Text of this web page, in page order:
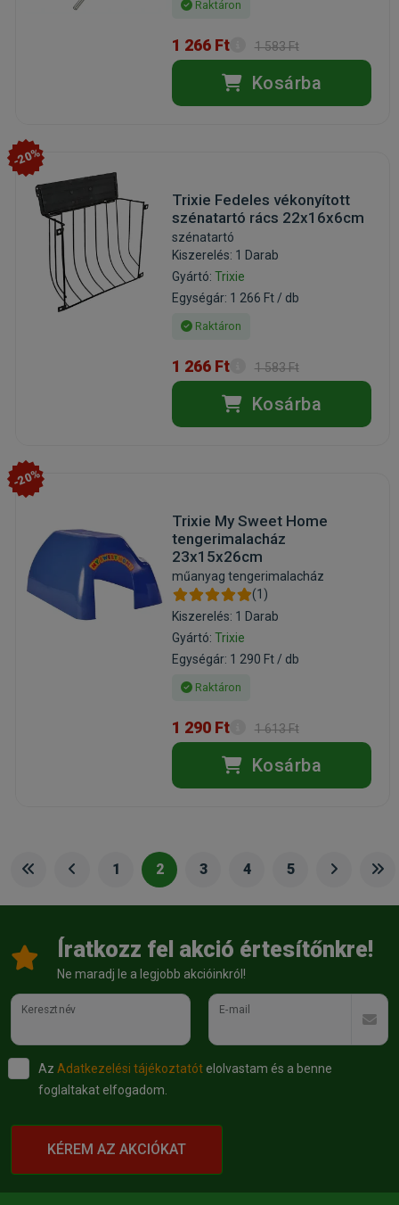
Raktáron
1 266 Ft 1 583 Ft
Kosárba
-20%
Trixie Fedeles vékonyított
szénatartó rács 22x16x6cm
szénatartó
Kiszerelés: 1 Darab
Gyártó: Trixie
Egységár: 1 266 Ft / db
Raktáron
1 266 Ft 1 583 Ft
Kosárba
-20%
Trixie My Sweet Home
tengerimalacház
23x15x26cm
műanyag tengerimalacház
(1)
Kiszerelés: 1 Darab
Gyártó: Trixie
Egységár: 1 290 Ft / db
Raktáron
1 290 Ft 1 613 Ft
Kosárba
1 2 3 4 5
Íratkozz fel akció értesítőnkre!
Ne maradj le a legjobb akcióinkról!
Keresztnév E-mail
Az Adatkezelési tájékoztatót elolvastam és a benne
foglaltakat elfogadom.
KÉREM AZ AKCIÓKAT